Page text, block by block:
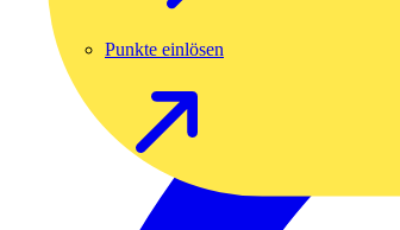
Punkte einlösen